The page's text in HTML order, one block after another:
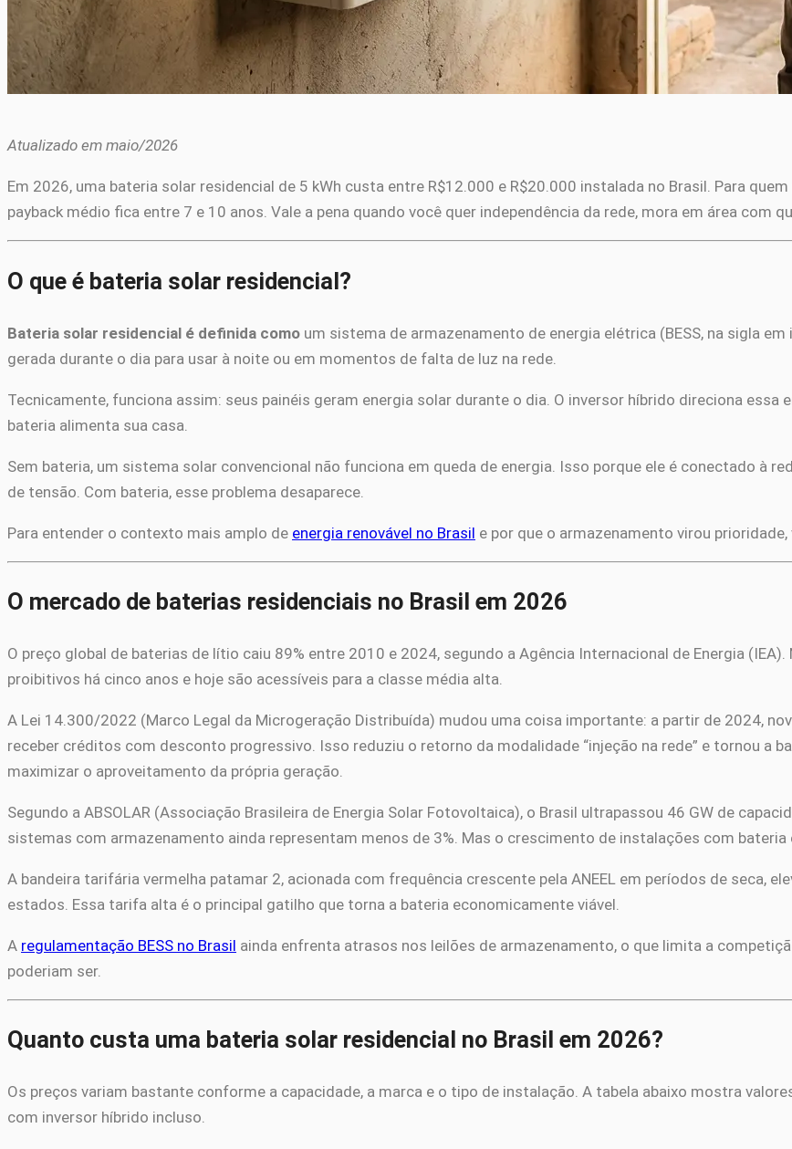
Atualizado em maio/2026
Em 2026, uma bateria solar residencial de 5 kWh custa entre R$12.000 e R$20.000 instalada no Brasil. Para
payback médio fica entre 7 e 10 anos. Vale a pena quando você quer independência da rede, mora em área com
O que é bateria solar residencial?
Bateria solar residencial é definida como um sistema de armazenamento de energia elétrica (BESS, na sigla
gerada durante o dia para usar à noite ou em momentos de falta de luz na rede.
Tecnicamente, funciona assim: seus painéis geram energia solar durante o dia. O inversor híbrido direciona essa
bateria alimenta sua casa.
Sem bateria, um sistema solar convencional não funciona em queda de energia. Isso porque ele é conectado à
de tensão. Com bateria, esse problema desaparece.
Para entender o contexto mais amplo de energia renovável no Brasil e por que o armazenamento virou
O mercado de baterias residenciais no Brasil em 2026
O preço global de baterias de lítio caiu 89% entre 2010 e 2024, segundo a Agência Internacional de Energia
proibitivos há cinco anos e hoje são acessíveis para a classe média alta.
A Lei 14.300/2022 (Marco Legal da Microgeração Distribuída) mudou uma coisa importante: a partir de 2024,
receber créditos com desconto progressivo. Isso reduziu o retorno da modalidade “injeção na rede” e tornou a
maximizar o aproveitamento da própria geração.
Segundo a ABSOLAR (Associação Brasileira de Energia Solar Fotovoltaica), o Brasil ultrapassou 46 GW de
sistemas com armazenamento ainda representam menos de 3%. Mas o crescimento de instalações com
A bandeira tarifária vermelha patamar 2, acionada com frequência crescente pela ANEEL em períodos de seca,
estados. Essa tarifa alta é o principal gatilho que torna a bateria economicamente viável.
A regulamentação BESS no Brasil ainda enfrenta atrasos nos leilões de armazenamento, o que limita a
poderiam ser.
Quanto custa uma bateria solar residencial no Brasil em 2026?
Os preços variam bastante conforme a capacidade, a marca e o tipo de instalação. A tabela abaixo mostra
com inversor híbrido incluso.